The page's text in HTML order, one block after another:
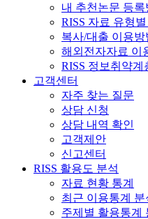
내 추천논문 등록
RISS 자료 유형
복사/대출 이용방
해외전자자료 이
RISS 정보취약
고객센터
자주 찾는 질문
상담 신청
상담 내역 확인
고객제안
신고센터
RISS 활용도 분석
자료 현황 통계
최근 이용통계 분
주제별 활용통계